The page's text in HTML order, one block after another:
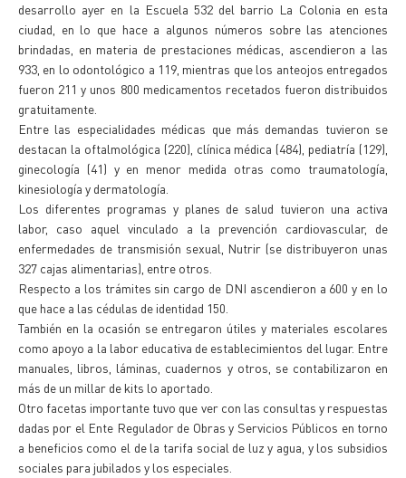
desarrollo ayer en la Escuela 532 del barrio La Colonia en esta
ciudad, en lo que hace a algunos números sobre las atenciones
brindadas, en materia de prestaciones médicas, ascendieron a las
933, en lo odontológico a 119, mientras que los anteojos entregados
fueron 211 y unos 800 medicamentos recetados fueron distribuidos
gratuitamente.
Entre las especialidades médicas que más demandas tuvieron se
destacan la oftalmológica (220), clínica médica (484), pediatría (129),
ginecología (41) y en menor medida otras como traumatología,
kinesiología y dermatología.
Los diferentes programas y planes de salud tuvieron una activa
labor, caso aquel vinculado a la prevención cardiovascular, de
enfermedades de transmisión sexual, Nutrir (se distribuyeron unas
327 cajas alimentarias), entre otros.
Respecto a los trámites sin cargo de DNI ascendieron a 600 y en lo
que hace a las cédulas de identidad 150.
También en la ocasión se entregaron útiles y materiales escolares
como apoyo a la labor educativa de establecimientos del lugar. Entre
manuales, libros, láminas, cuadernos y otros, se contabilizaron en
más de un millar de kits lo aportado.
Otro facetas importante tuvo que ver con las consultas y respuestas
dadas por el Ente Regulador de Obras y Servicios Públicos en torno
a beneficios como el de la tarifa social de luz y agua, y los subsidios
sociales para jubilados y los especiales.